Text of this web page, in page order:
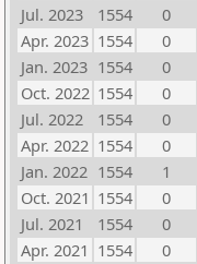
Jul. 2023
1554 0
Apr. 2023 1554 0
Jan. 2023 1554 0
Oct. 2022 1554 0
Jul. 2022
1554 0
Apr. 2022 1554 0
Jan. 2022 1554 1
Oct. 2021 1554 0
Jul. 2021
1554 0
Apr. 2021 1554 0